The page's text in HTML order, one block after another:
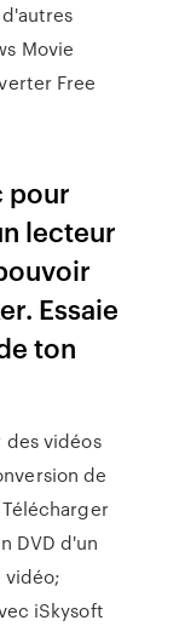
Movie
Free
pour
lecteur
Essaie
ton
vidéos
de
DVD d'un
vidéo;
iSkysoft